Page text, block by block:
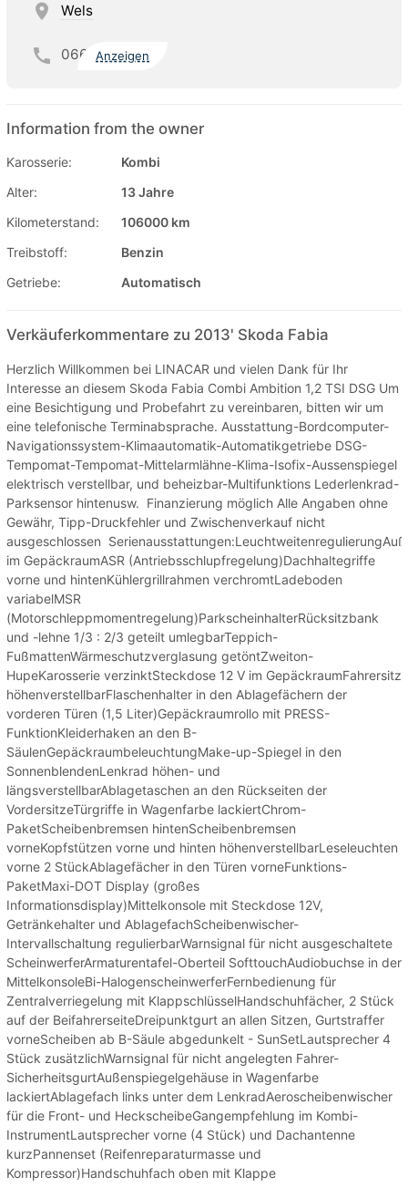
Wels
066 Anzeigen
Information from the owner
Karosserie:
Kombi
Alter:
13 Jahre
Kilometerstand:
106000 km
Treibstoff:
Benzin
Getriebe:
Automatisch
Verkäuferkommentare zu 2013' Skoda Fabia
Herzlich Willkommen bei LINACAR und vielen Dank für Ihr
Interesse an diesem Skoda Fabia Combi Ambition 1,2 TSI DSG Um
eine Besichtigung und Probefahrt zu vereinbaren, bitten wir um
eine telefonische Terminabsprache. Ausstattung-Bordcomputer-
Navigationssystem-Klimaautomatik-Automatikgetriebe DSG-
Tempomat-Tempomat-Mittelarmlähne-Klima-Isofix-Aussenspiegel
elektrisch verstellbar, und beheizbar-Multifunktions Lederlenkrad-
Parksensor hintenusw. Finanzierung möglich Alle Angaben ohne
Gewähr, Tipp-Druckfehler und Zwischenverkauf nicht
ausgeschlossen
im GepäckraumASR (Antriebsschlupfregelung)Dachhaltegriffe
vorne und hintenKühlergrillrahmen verchromtLadeboden
variabelMSR
(Motorschleppmomentregelung)ParkscheinhalterRücksitzbank
und -lehne 1/3 : 2/3 geteilt umlegbarTeppich-
FußmattenWärmeschutzverglasung getöntZweiton-
HupeKarosserie verzinktSteckdose 12 V im GepäckraumFahrersitz
höhenverstellbarFlaschenhalter in den Ablagefächern der
vorderen Türen (1,5 Liter)Gepäckraumrollo mit PRESS-
FunktionKleiderhaken an den B-
SäulenGepäckraumbeleuchtungMake-up-Spiegel in den
SonnenblendenLenkrad höhen- und
längsverstellbarAblagetaschen an den Rückseiten der
VordersitzeTürgriffe in Wagenfarbe lackiertChrom-
PaketScheibenbremsen hintenScheibenbremsen
vorneKopfstützen vorne und hinten höhenverstellbarLeseleuchten
vorne 2 StückAblagefächer in den Türen vorneFunktions-
PaketMaxi-DOT Display (großes
Informationsdisplay)Mittelkonsole mit Steckdose 12V,
Getränkehalter und AblagefachScheibenwischer-
Intervallschaltung regulierbarWarnsignal für nicht ausgeschaltete
ScheinwerferArmaturentafel-Oberteil SofttouchAudiobuchse in der
MittelkonsoleBi-HalogenscheinwerferFernbedienung für
Zentralverriegelung mit KlappschlüsselHandschuhfächer, 2 Stück
auf der BeifahrerseiteDreipunktgurt an allen Sitzen, Gurtstraffer
vorneScheiben ab B-Säule abgedunkelt - SunSetLautsprecher 4
Stück zusätzlichWarnsignal für nicht angelegten Fahrer-
SicherheitsgurtAußenspiegelgehäuse in Wagenfarbe
lackiertAblagefach links unter dem LenkradAeroscheibenwischer
für die Front- und HeckscheibeGangempfehlung im Kombi-
InstrumentLautsprecher vorne (4 Stück) und Dachantenne
kurzPannenset (Reifenreparaturmasse und
Kompressor)Handschuhfach oben mit Klappe